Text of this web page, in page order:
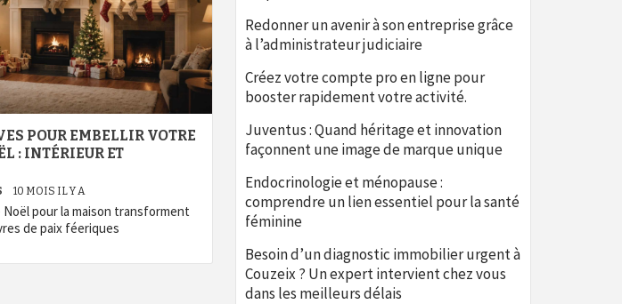
POUR EMBELLIR VOTRE
: INTÉRIEUR ET
10 MOIS IL Y A
pour la maison transforment
de paix féeriques
Redonner un avenir à son entreprise grâce
à l’administrateur judiciaire
Créez votre compte pro en ligne pour
booster rapidement votre activité.
Juventus : Quand héritage et innovation
façonnent une image de marque unique
Endocrinologie et ménopause :
comprendre un lien essentiel pour la santé
féminine
Besoin d’un diagnostic immobilier urgent à
Couzeix ? Un expert intervient chez vous
dans les meilleurs délais